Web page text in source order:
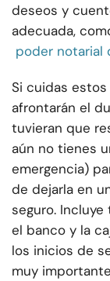
deseos y
adecuada,
poder notarial
Si cuidas
afrontarán el
tuvieran que
aún no tienes
emergencia)
de dejarla en
seguro.
el banco y la
los inicios de
muy